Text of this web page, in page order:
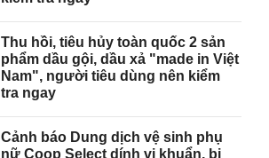
Thu hồi, tiêu hủy toàn quốc 2 sản
phẩm dầu gội, dầu xả "made in Việt
Nam", người tiêu dùng nên kiểm
tra ngay
Cảnh báo Dung dịch vệ sinh phụ
nữ Coop Select dính vi khuẩn, bị